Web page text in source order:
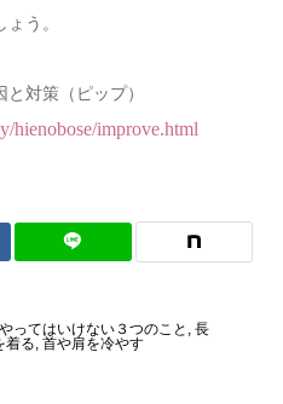
う。
対策（ピップ）
hienobose/improve.html
ってはいけない３つのこと 長
着る 首や肩を冷やす